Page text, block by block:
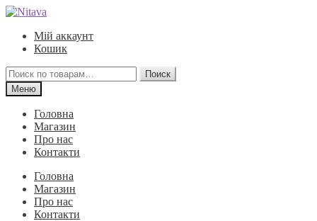
Перейти
навигации
Перейти
содержимому
Мій аккаунт
Кошик
Искать:
Поиск
Меню
Головна
Магазин
Про нас
Контакти
Головна
Магазин
Про нас
Контакти